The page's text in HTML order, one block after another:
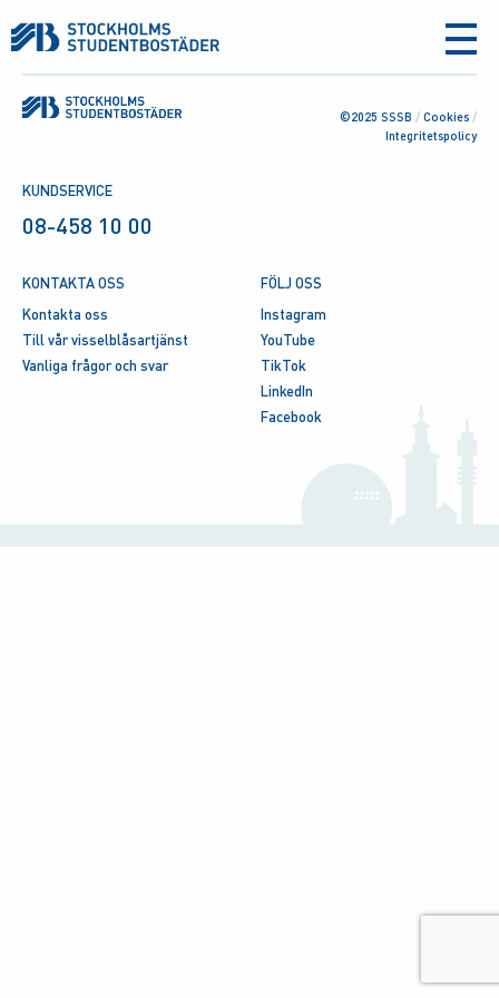
aria-
©2025 SSSB / Cookies /
Integritetspolicy
KUNDSERVICE
08-458 10 00
KONTAKTA OSS
Kontakta oss
Till vår visselblåsartjänst
Vanliga frågor och svar
FÖLJ OSS
Instagram
YouTube
TikTok
LinkedIn
Facebook